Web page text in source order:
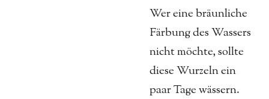
Wer eine bräunliche
Färbung des Wassers
nicht möchte, sollte
diese Wurzeln ein
paar Tage wässern.